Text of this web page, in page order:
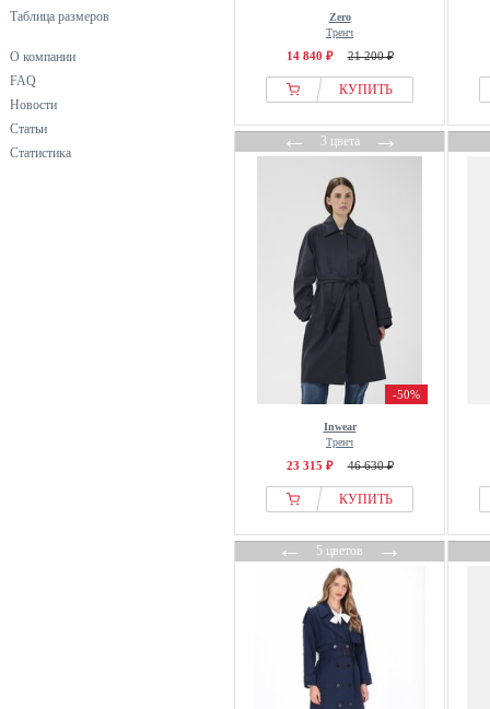
Camomilla Italia
Cloud 5ive
Coach
Cocouture
Таблица размеров
О компании
FAQ
Новости
Статьи
Статистика
Zero
Тренч
14 840 ₽ 21 200 ₽
КУПИТЬ
←3 цвета→
-50%
Inwear
Тренч
23 315 ₽ 46 630 ₽
КУПИТЬ
←5 цветов→